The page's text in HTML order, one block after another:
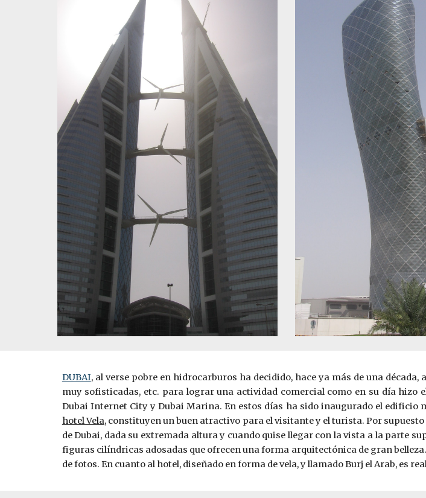
DUBAI, al verse pobre en hidrocarburos ha decidido, hace ya más de una
muy sofisticadas, etc. para lograr una actividad comercial como en su día
Dubai Internet City y Dubai Marina. En estos días ha sido inaugurado el edificio
hotel Vela, constituyen un buen atractivo para el visitante y el turista. Por
de Dubai, dada su extremada altura y cuando quise llegar con la vista a la parte
figuras cilíndricas adosadas que ofrecen una forma arquitectónica de gran
de fotos. En cuanto al hotel, diseñado en forma de vela, y llamado Burj el Arab, es